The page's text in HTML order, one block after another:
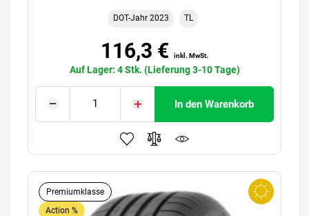
DOT-Jahr 2023 TL
116,3 € inkl. MwSt.
Auf Lager: 4 Stk. (Lieferung 3-10 Tage)
In den Warenkorb
Premiumklasse
Action %